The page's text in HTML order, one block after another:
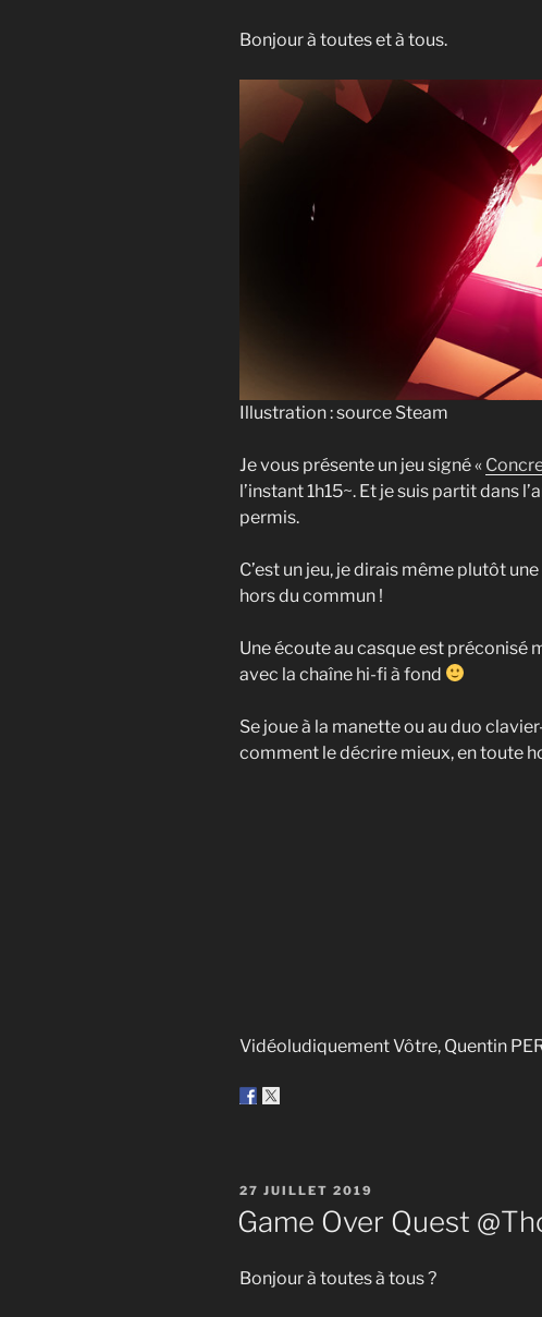
Bonjour à toutes et à tous.
Illustration : source Steam
Je vous présente un jeu signé «
l’instant 1h15~. Et je suis partit dans
permis.
C’est un jeu, je dirais même plutôt
hors du commun !
Une écoute au casque est préconisé
avec la chaîne hi-fi à fond
Se joue à la manette ou au duo
comment le décrire mieux, en toute
Vidéoludiquement Vôtre, Quentin
PUBLIÉ
27 JUILLET 2019
Game Over Quest
Bonjour à toutes à tous ?